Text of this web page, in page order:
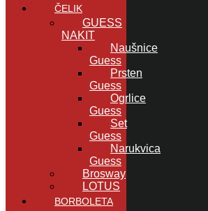
ČELIK
GUESS
NAKIT
Naušnice
Guess
Prsten
Guess
Ogrlice
Guess
Set
Guess
Narukvica
Guess
Brosway
LOTUS
BORBOLETA